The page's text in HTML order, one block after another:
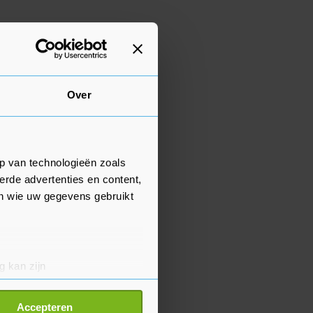
Over
van technologieën zoals
advertenties en content,
wie uw gegevens gebruikt
kan zijn
detailgedeelte
Accepteren